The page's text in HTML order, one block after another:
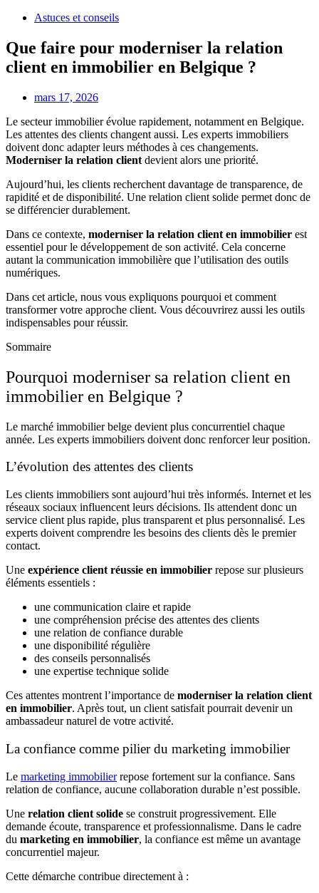
Astuces et conseils
Que faire pour moderniser la relation
client en immobilier en Belgique ?
mars 17, 2026
Le secteur immobilier évolue rapidement, notamment en Belgique.
Les attentes des clients changent aussi. Les experts immobiliers
doivent donc adapter leurs méthodes à ces changements.
Moderniser la relation client devient alors une priorité.
Aujourd’hui, les clients recherchent davantage de transparence, de
rapidité et de disponibilité. Une relation client solide permet donc de
se différencier durablement.
Dans ce contexte, moderniser la relation client en immobilier est
essentiel pour le développement de son activité. Cela concerne
autant la communication immobilière que l’utilisation des outils
numériques.
Dans cet article, nous vous expliquons pourquoi et comment
transformer votre approche client. Vous découvrirez aussi les outils
indispensables pour réussir.
Sommaire
Pourquoi moderniser sa relation client en
immobilier en Belgique ?
Le marché immobilier belge devient plus concurrentiel chaque
année. Les experts immobiliers doivent donc renforcer leur position.
L’évolution des attentes des clients
Les clients immobiliers sont aujourd’hui très informés. Internet et les
réseaux sociaux influencent leurs décisions. Ils attendent donc un
service client plus rapide, plus transparent et plus personnalisé. Les
experts doivent comprendre les besoins des clients dès le premier
contact.
Une expérience client réussie en immobilier repose sur plusieurs
éléments essentiels :
une communication claire et rapide
une compréhension précise des attentes des clients
une relation de confiance durable
une disponibilité régulière
des conseils personnalisés
une expertise technique solide
Ces attentes montrent l’importance de moderniser la relation client
en immobilier. Après tout, un client satisfait pourrait devenir un
ambassadeur naturel de votre activité.
La confiance comme pilier du marketing immobilier
Le marketing immobilierrepose fortement sur la confiance. Sans
relation de confiance, aucune collaboration durable n’est possible.
Une relation client solide se construit progressivement. Elle
demande écoute, transparence et professionnalisme. Dans le cadre
du marketing en immobilier, la confiance est même un avantage
concurrentiel majeur.
Cette démarche contribue directement à :